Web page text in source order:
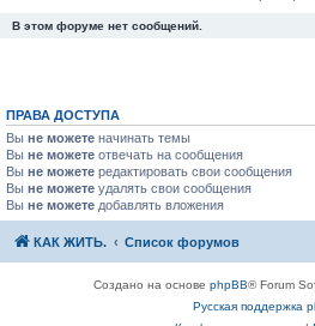
В этом форуме нет сообщений.
ПРАВА ДОСТУПА
Вы не можете начинать темы
Вы не можете отвечать на сообщения
Вы не можете редактировать свои сообщения
Вы не можете удалять свои сообщения
Вы не можете добавлять вложения
КАК ЖИТЬ. Список форумов
Создано на основе phpBB® Forum
Русская поддержка